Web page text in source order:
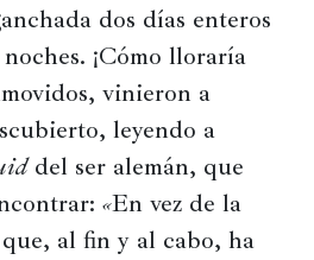
dos días enteros
¡Cómo lloraría
vinieron a
leyendo a
del ser alemán, que
«En vez de la
al fin y al cabo, ha